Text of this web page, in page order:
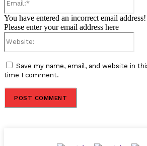
You have entered an incorrect email address!
Please enter your email address here
Save my name, email, and website in
time I comment.